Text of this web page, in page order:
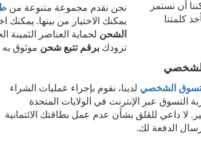
أن نستمر
كلمتنا
نحن نقدم مجموعة متنوعة من
يمكنك الاختيار من بينها. يمكنك
الشحن لحماية العناصر
تزودك برقم تتبع شحن موثوق
الشخصي لدينا، نقوم بإجراء عمليات الشراء
التسوق عبر الإنترنت في الولايات المتحدة
لا داعي للقلق بشأن عدم عمل بطاقتك الائتمانية
الدفعة لك.